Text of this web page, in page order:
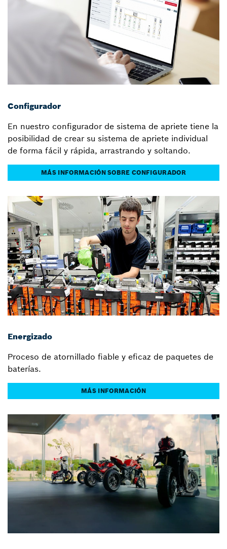
Configurador
En nuestro configurador de sistema de apriete tiene la
posibilidad de crear su sistema de apriete individual
de forma fácil y rápida, arrastrando y soltando.
MÁS INFORMACIÓN SOBRE CONFIGURADOR
Energizado
Proceso de atornillado fiable y eficaz de paquetes de
baterías.
MÁS INFORMACIÓN